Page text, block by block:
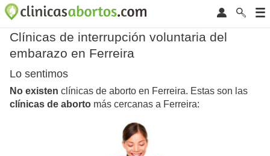
Clínicas de interrupción voluntaria del
embarazo en Ferreira
Lo sentimos
No existen clínicas de aborto en Ferreira. Estas son las
clínicas de aborto más cercanas a Ferreira: